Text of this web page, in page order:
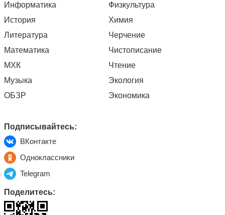
Информатика
История
Литература
Математика
МХК
Музыка
ОБЗР
Физкультура
Химия
Черчение
Чистописание
Чтение
Экология
Экономика
Подписывайтесь:
ВКонтакте
Одноклассники
Telegram
Поделитесь: